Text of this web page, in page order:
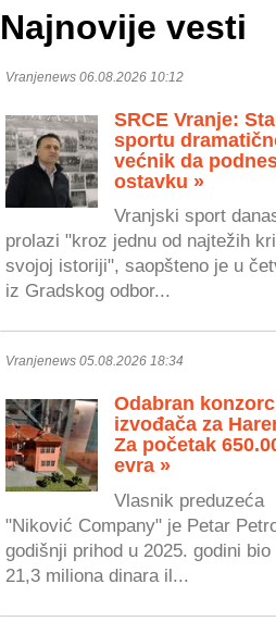
Najnovije vesti
Vranjenews 06.08.2026 10:12
SRCE Vranje:
sportu
većnik da
ostavku »
Vranjski sport
prolazi "kroz jednu od najtežih
svojoj istoriji", saopšteno je u
iz Gradskog odbor...
Vranjenews 05.08.2026 18:34
Odabran
izvođača za
Za početak
evra »
Vlasnik preduzeća
"Niković Company" je Petar
godišnji prihod u 2025. godini bio
21,3 miliona dinara il...